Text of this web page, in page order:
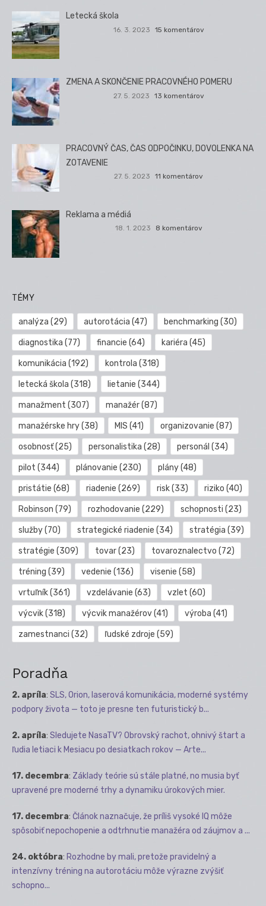
Letecká škola
16. 3. 2023 15 komentárov
ZMENA A SKONČENIE PRACOVNÉHO POMERU
27. 5. 2023 13 komentárov
PRACOVNÝ ČAS, ČAS ODPOČINKU, DOVOLENKA NA
ZOTAVENIE
27. 5. 2023 11 komentárov
Reklama a médiá
18. 1. 2023 8 komentárov
TÉMY
analýza (29) autorotácia (47) benchmarking (30)
diagnostika (77) financie (64) kariéra (45)
komunikácia (192) kontrola (318)
letecká škola (318) lietanie (344)
manažment (307) manažér(87)
manažérske hry(38) MIS (41) organizovanie (87)
osobnosť(25) personalistika (28) personál (34)
pilot (344) plánovanie (230) plány(48)
pristátie (68) riadenie (269) risk(33) riziko (40)
Robinson (79) rozhodovanie (229) schopnosti (23)
služby(70) strategické riadenie (34) stratégia (39)
stratégie (309) tovar(23) tovaroznalectvo (72)
tréning (39) vedenie (136) visenie (58)
vrtuľník(361) vzdelávanie (63) vzlet (60)
výcvik(318) výcvik manažérov(41) výroba (41)
zamestnanci (32) ľudské zdroje (59)
Poradňa
2. apríla: SLS, Orion, laserová komunikácia, moderné systémy
podpory života — toto je presne ten futuristický b...
2. apríla: Sledujete NasaTV? Obrovský rachot, ohnivý štart a
ľudia letiaci k Mesiacu po desiatkach rokov — Arte...
17. decembra: Základy teórie sú stále platné, no musia byť
upravené pre moderné trhy a dynamiku úrokových mier.
17. decembra: Článok naznačuje, že príliš vysoké IQ môže
spôsobiť nepochopenie a odtrhnutie manažéra od záujmov a ...
24. októbra: Rozhodne by mali, pretože pravidelný a
intenzívny tréning na autorotáciu môže výrazne zvýšiť
schopno...